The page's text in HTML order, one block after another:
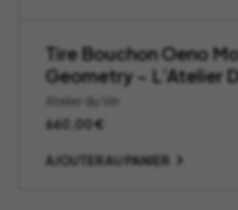
Tire Bouchon Oeno
Geometry – L’Atelier
Atelier du Vin
660,00€
AJOUTER AU PANIER